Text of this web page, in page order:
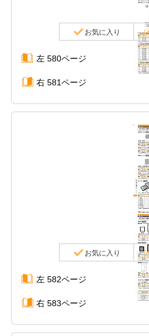
お気に入り
左 580ページ
右 581ページ
お気に入り
左 582ページ
右 583ページ